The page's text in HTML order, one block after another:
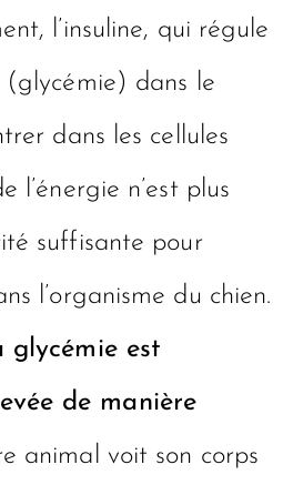
l’insuline, qui régule
(glycémie) dans le
dans les cellules
l’énergie n’est plus
suffisante pour
l’organisme du chien.
glycémie est
de manière
animal voit son corps